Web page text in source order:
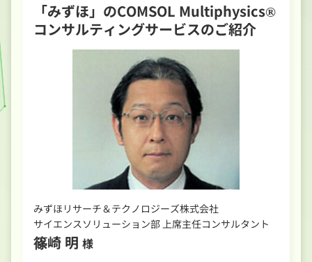
「みずほ」のCOMSOL Multiphysics®
コンサルティングサービスのご紹介
みずほリサーチ＆テクノロジーズ株式会社
サイエンスソリューション部 上席主任コンサルタント
篠崎 明 様